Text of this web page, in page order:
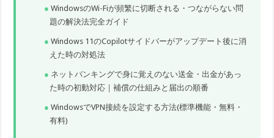
WindowsのWi-Fiが頻繁に切断される・つながらない問
題の解決法完全ガイド
Windows 11のCopilotサイドバーがアップデート後に消
えた時の対処法
ネットバンキングで身に覚えのない送金・出金があっ
た時の初動対応｜補償の仕組みと届出の順番
WindowsでVPN接続を設定する方法(標準機能・無料・
有料)